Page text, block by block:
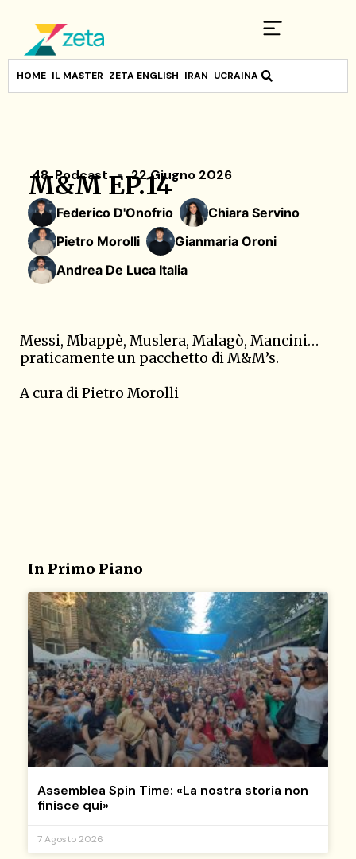
HOME IL MASTER ZETA ENGLISH IRAN UCRAINA
48,Podcast 22 Giugno 2026
M&M EP.14
Federico D'Onofrio
Chiara Servino
Pietro Morolli
Gianmaria Oroni
Andrea De Luca Italia
Messi, Mbappè, Muslera, Malagò, Mancini…
praticamente un pacchetto di M&M’s.
A cura di Pietro Morolli
In Primo Piano
Assemblea Spin Time: «La nostra storia non
finisce qui»
7 Agosto 2026